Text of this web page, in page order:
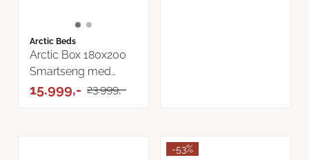
Arctic Beds
Arctic Box 180x200
Smartseng med
oppbevaring
15.999,- 23.999,-
-53%